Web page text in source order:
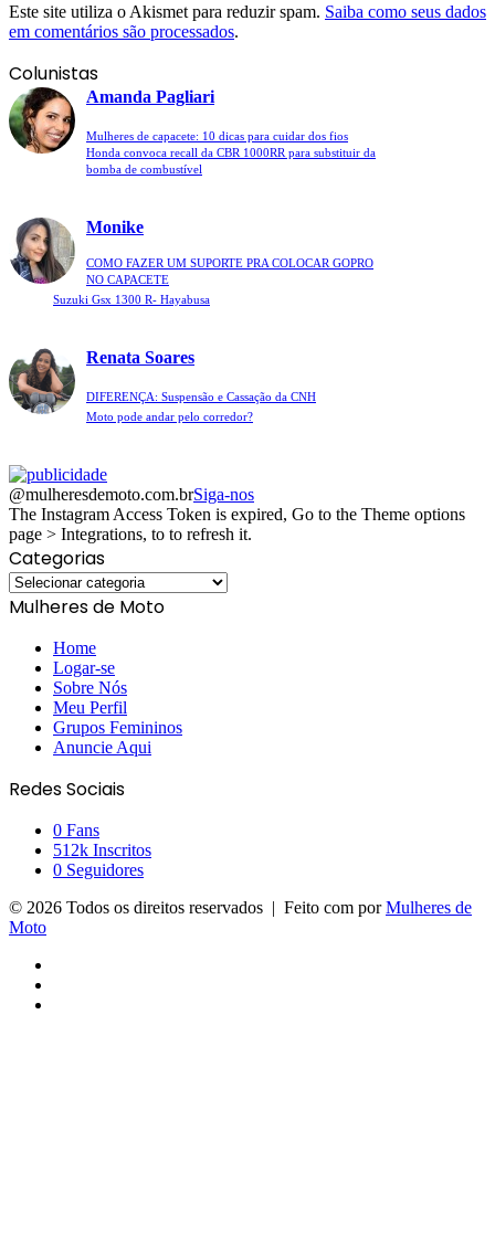
Este site utiliza o Akismet para reduzir spam. Saiba como seus dados
em comentários são processados.
Colunistas
Amanda Pagliari
Mulheres de capacete: 10 dicas para cuidar dos fios
Honda convoca recall da CBR 1000RR para substituir da
bomba de combustível
Monike
COMO FAZER UM SUPORTE PRA COLOCAR GOPRO
NO CAPACETE
Suzuki Gsx 1300 R- Hayabusa
Renata Soares
DIFERENÇA: Suspensão e Cassação da CNH
Moto pode andar pelo corredor?
@mulheresdemoto.com.brSiga-nos
The Instagram Access Token is expired, Go to the Theme options
page > Integrations, to to refresh it.
Categorias
Categorias
Mulheres de Moto
Home
Logar-se
Sobre Nós
Meu Perfil
Grupos Femininos
Anuncie Aqui
Redes Sociais
0 Fans
512k Inscritos
0 Seguidores
© 2026 Todos os direitos reservados | Feito com porMulheres de
Moto